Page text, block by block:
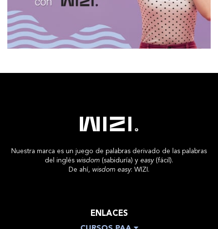
Nuestra marca es un juego de palabras derivado de las palabras
del inglés wisdom (sabiduría) y easy(fácil).
De ahí, wisdom easy: WIZI.
ENLACES